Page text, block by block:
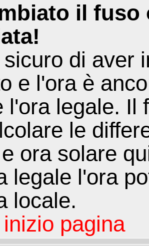
il fuso
di aver
e l'ora è
l'ora legale. Il
le
ora solare
legale l'ora
locale.
pagina